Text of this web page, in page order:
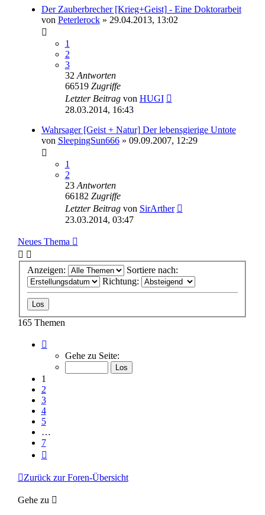
Der Zauberbrecher [Krieg+Geist] - Eine Doktorarbeit
von Peterlerock» 29.04.2013, 13:02
1
2
3
32 Antworten
66519 Zugriffe
Letzter Beitrag von HUGI
28.03.2014, 16:43
Wahrsager [Geist + Natur] Der lebensgierige Untote
von SleepingSun666» 09.09.2007, 12:29
1
2
23 Antworten
66182 Zugriffe
Letzter Beitrag von SirArther
23.03.2014, 03:47
Neues Thema
Anzeigen:
Sortiere nach:
Richtung:
165 Themen
von
Gehe zu Seite:
1
2
3
4
5
…
7
Zurück zur Foren-Übersicht
Gehe zu